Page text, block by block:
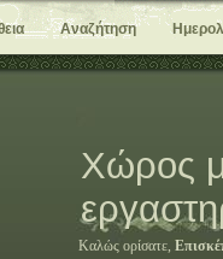
Αναζήτηση
Χώρος
Καλώς ορίσατε,